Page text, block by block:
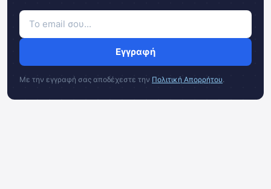
Εγγραφή
Με την εγγραφή σας αποδέχεστε την Πολιτική Απορρήτου.